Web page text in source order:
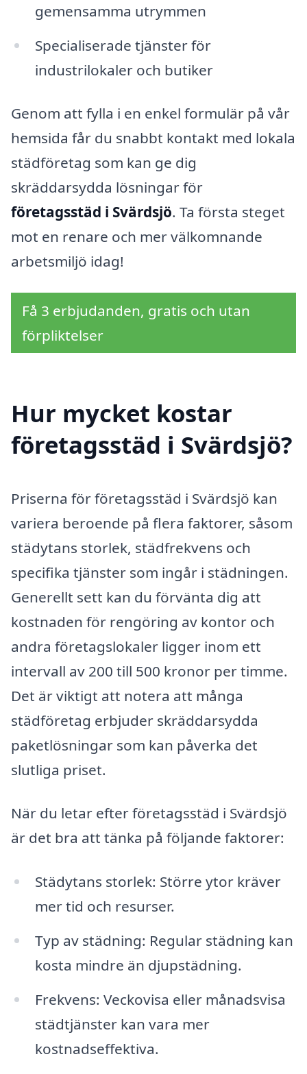
gemensamma utrymmen
Specialiserade tjänster för
industrilokaler och butiker
Genom att fylla i en enkel formulär på vår
hemsida får du snabbt kontakt med lokala
städföretag som kan ge dig
skräddarsydda lösningar för
företagsstäd i Svärdsjö. Ta första steget
mot en renare och mer välkomnande
arbetsmiljö idag!
Få 3 erbjudanden, gratis och utan
förpliktelser
Hur mycket kostar
företagsstäd i Svärdsjö?
Priserna för företagsstäd i Svärdsjö kan
variera beroende på flera faktorer, såsom
städytans storlek, städfrekvens och
specifika tjänster som ingår i städningen.
Generellt sett kan du förvänta dig att
kostnaden för rengöring av kontor och
andra företagslokaler ligger inom ett
intervall av 200 till 500 kronor per timme.
Det är viktigt att notera att många
städföretag erbjuder skräddarsydda
paketlösningar som kan påverka det
slutliga priset.
När du letar efter företagsstäd i Svärdsjö
är det bra att tänka på följande faktorer:
Städytans storlek: Större ytor kräver
mer tid och resurser.
Typ av städning: Regular städning kan
kosta mindre än djupstädning.
Frekvens: Veckovisa eller månadsvisa
städtjänster kan vara mer
kostnadseffektiva.